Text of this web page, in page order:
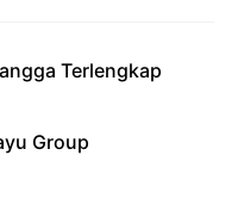
Terlengkap
Group